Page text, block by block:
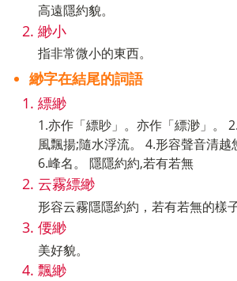
高遠隱約貌。
緲小
指非常微小的東西。
緲字在結尾的詞語
縹緲
1.亦作「縹眇」。亦作「縹渺」。
風飄揚;隨水浮流。 4.形容聲音清越
6.峰名。 隱隱約約,若有若無
云霧縹緲
形容云霧隱隱約約，若有若無的樣子
偠緲
美好貌。
飄緲